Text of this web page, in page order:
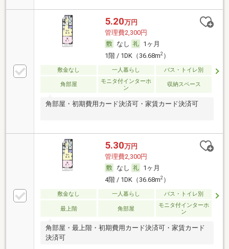
5.20万円
管理費2,300円
なし
1ヶ月
1階 / 1DK（36.68m2）
敷金なし 一人暮らし バス・トイレ別
角部屋
モニタ付インターホ
ン
収納スペース
角部屋・初期費用カード決済可・家賃カード決済可
5.30万円
管理費2,300円
なし
1ヶ月
4階 / 1DK（36.68m2）
敷金なし 一人暮らし バス・トイレ別
最上階 角部屋
モニタ付インターホ
ン
角部屋・最上階・初期費用カード決済可・家賃カード
決済可